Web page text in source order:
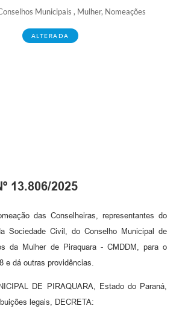
Municipais , Mulher, Nomeações
ALTERADA
13.806/2025
das Conselheiras, representantes do
Sociedade Civil, do Conselho Municipal de
da Mulher de Piraquara - CMDDM, para o
e dá outras providências.
DE PIRAQUARA, Estado do Paraná,
legais, DECRETA: